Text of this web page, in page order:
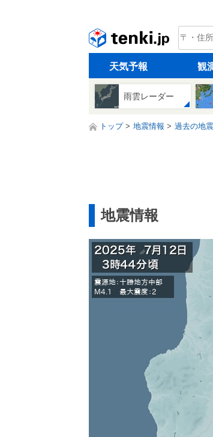
tenki.jp
天気予報 観
雨雲レーダー
トップ 地震情報 過去の地
地震情報